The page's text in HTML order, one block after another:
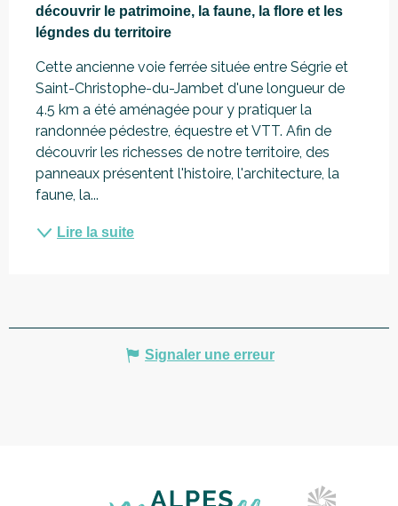
découvrir le patrimoine, la faune, la flore et les
légndes du territoire
Cette ancienne voie ferrée située entre Ségrie et
Saint-Christophe-du-Jambet d'une longueur de
4.5 km a été aménagée pour y pratiquer la
randonnée pédestre, équestre et VTT. Afin de
découvrir les richesses de notre territoire, des
panneaux présentent l'histoire, l'architecture, la
faune, la...
Lire la suite
Signaler une erreur